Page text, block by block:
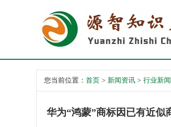
您当前位置： 首页 > 新闻资讯 > 行业新闻
华为“鸿蒙”商标因已有近似